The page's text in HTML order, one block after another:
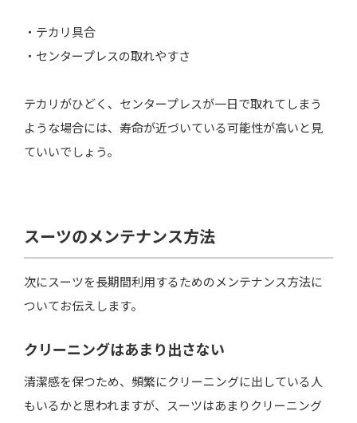
・テカリ具合
・センタープレスの取れやすさ
テカリがひどく、センタープレスが一日で取れてしまう
ような場合には、寿命が近づいている可能性が高いと見
ていいでしょう。
スーツのメンテナンス方法
次にスーツを長期間利用するためのメンテナンス方法に
ついてお伝えします。
クリーニングはあまり出さない
清潔感を保つため、頻繁にクリーニングに出している人
もいるかと思われますが、スーツはあまりクリーニング